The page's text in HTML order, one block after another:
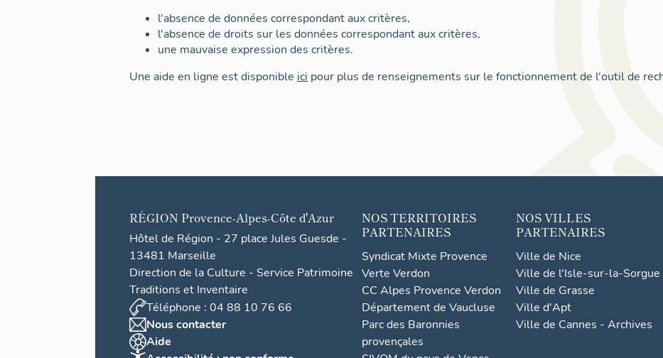
l'absence de données correspondant aux critères,
l'absence de droits sur les données correspondant aux critères,
une mauvaise expression des critères.
Une aide en ligne est disponible ici pour plus de renseignements sur le fonctionnement de l'outil de
RÉGION Provence-Alpes-Côte d'Azur
Hôtel de Région - 27 place Jules Guesde -
13481 Marseille
Direction de la Culture - Service Patrimoine
Traditions et Inventaire
Téléphone : 04 88 10 76 66
Nous contacter
Aide
NOS TERRITOIRES
PARTENAIRES
Syndicat Mixte Provence
Verte Verdon
CC Alpes Provence Verdon
Département de Vaucluse
Parc des Baronnies
provençales
NOS VILLES
PARTENAIRES
Ville de Nice
Ville de l'Isle-sur-la-Sorgue
Ville de Grasse
Ville d'Apt
Ville de Cannes - Archives